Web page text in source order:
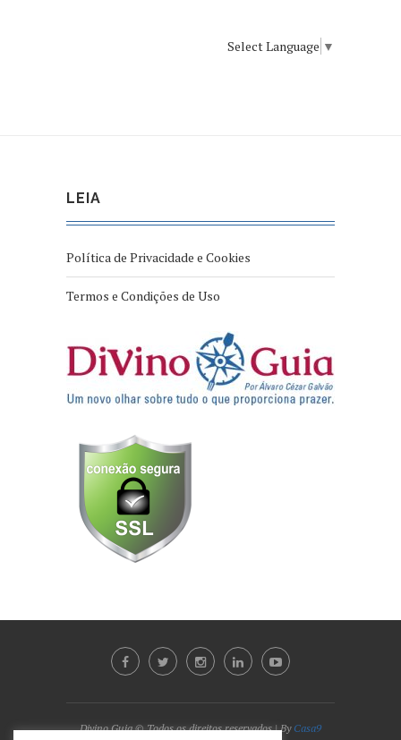
Select Language ▼
LEIA
Política de Privacidade e Cookies
Termos e Condições de Uso
Divino Guia © Todos os direitos reservados | By Casa9